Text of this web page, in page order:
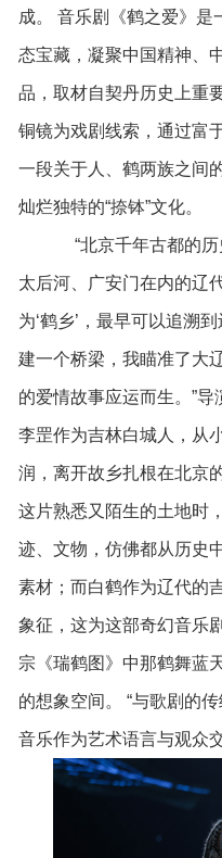
成。 音乐剧《鹤之爱》是
态宝藏，凝聚中国精神、
品，取材自契丹历史上重
铜镜为戏剧线索，通过富
一段关于人、鹤两族之间
灿烂独特的“捺钵”文化。
“北京千年古都的历
太后河、广安门在内的辽
为‘鹤乡’，最早可以追溯
建一个桥梁，我瞄准了大
的爱情故事应运而生。”导
李罡作为吉林白城人，从
润，离开故乡扎根在北京
这片熟悉又陌生的土地时
迹、文物，仿佛都从历史
素材；而白鹤作为辽代的
象征，这为这部奇幻音乐
宗《瑞鹤图》中那鹤舞蓝
的想象空间。 “与歌剧的
音乐作为艺术语言与观众